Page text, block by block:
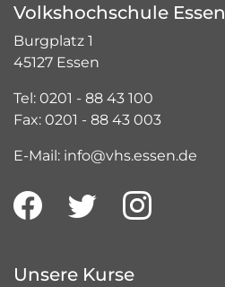
Volkshochschule Essen
Burgplatz 1
45127 Essen
Tel: 0201 - 88 43 100
Fax: 0201 - 88 43 003
E-Mail: info@vhs.essen.de
Unsere Kurse